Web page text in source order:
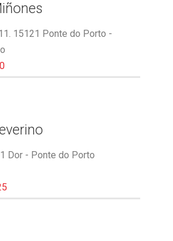
15121 Ponte do Porto -
Dor - Ponte do Porto